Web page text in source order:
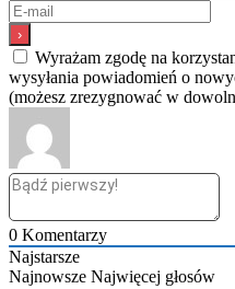
Wyrażam zgodę na
wysyłania powiadomień o
(możesz zrezygnować w
0 Komentarzy
Najstarsze
Najnowsze Najwięcej głosów